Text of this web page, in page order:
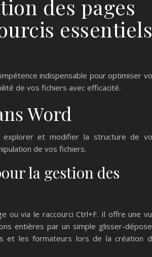
des pages
essentiels
indispensable pour optimiser
de vos fichiers avec efficacité.
Word
et modifier la structure de
de vos fichiers.
la gestion des
ou via le raccourci Ctrl+F. Il offre une
entières par un simple glisser-
et les formateurs lors de la création